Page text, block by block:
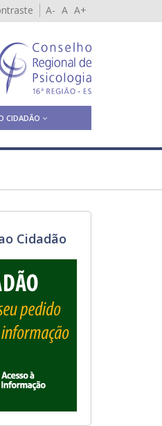
A- A A+
CIDADÃO
Cidadão